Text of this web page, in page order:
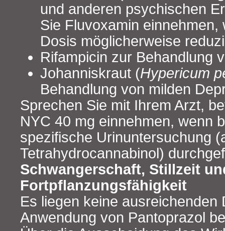
und anderen psychischen
Sie Fluvoxamin einnehmen,
Dosis möglicherweise
Rifampicin zur Behandlung
Johanniskraut (Hypericum
Behandlung von milden
Sprechen Sie mit Ihrem Arzt,
NYC 40 mg einnehmen, wenn
spezifische Urinuntersuchung
Tetrahydrocannabinol)
Schwangerschaft, Stillzeit
Fortpflanzungsfähigkeit
Es liegen keine ausreichenden
Anwendung von Pantoprazol